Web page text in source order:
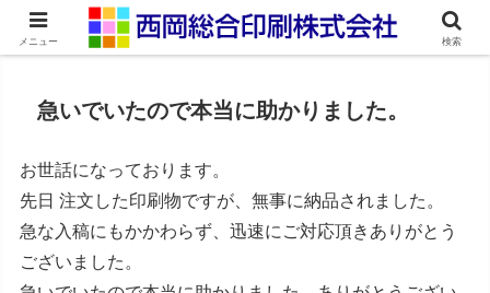
ネット印刷通販・オンデマンド印刷
急いでいたので本当に助かりました。
お世話になっております。
先日 注文した印刷物ですが、無事に納品されました。
急な入稿にもかかわらず、迅速にご対応頂きありがとう
ございました。
メニュー 検索